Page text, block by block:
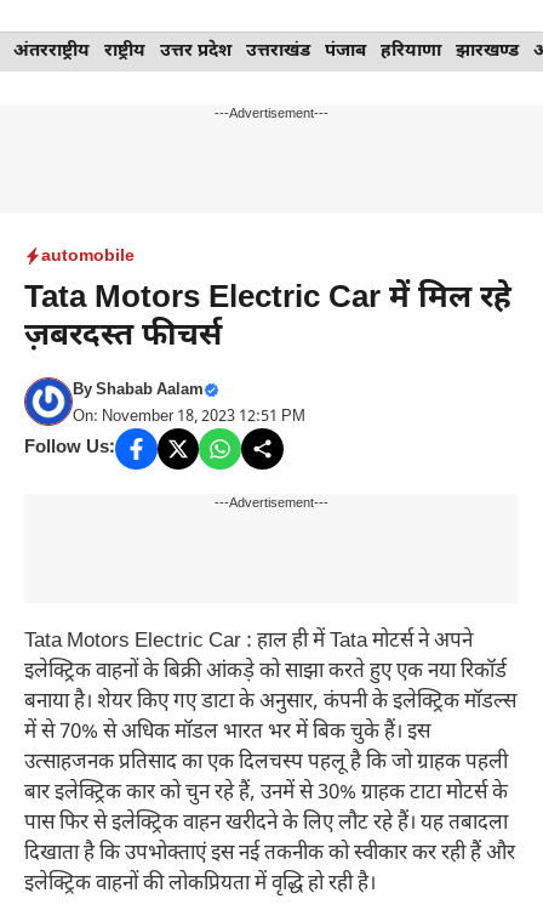
Skip
to
अंतरराष्ट्रीय राष्ट्रीय उत्तर प्रदेश उत्तराखंड पंजाब हरियाणा झारखण्ड
---Advertisement---
automobile
Tata Motors Electric Car में मिल रहे
ज़बरदस्त फीचर्स
ByShabab Aalam
On: November 18, 2023 12:51 PM
Follow Us:
---Advertisement---
Tata Motors Electric Car : हाल ही में Tata मोटर्स ने अपने
इलेक्ट्रिक वाहनों के बिक्री आंकड़े को साझा करते हुए एक नया रिकॉर्ड
बनाया है। शेयर किए गए डाटा के अनुसार, कंपनी के इलेक्ट्रिक मॉडल्स
में से 70% से अधिक मॉडल भारत भर में बिक चुके हैं। इस
उत्साहजनक प्रतिसाद का एक दिलचस्प पहलू है कि जो ग्राहक पहली
बार इलेक्ट्रिक कार को चुन रहे हैं, उनमें से 30% ग्राहक टाटा मोटर्स के
पास फिर से इलेक्ट्रिक वाहन खरीदने के लिए लौट रहे हैं। यह तबादला
दिखाता है कि उपभोक्ताएं इस नई तकनीक को स्वीकार कर रही हैं और
इलेक्ट्रिक वाहनों की लोकप्रियता में वृद्धि हो रही है।